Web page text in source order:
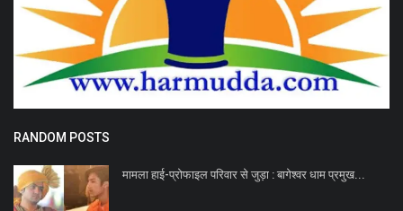
RANDOM POSTS
मामला हाई-प्रोफाइल परिवार से जुड़ा : बागेश्वर धाम प्रमुख...